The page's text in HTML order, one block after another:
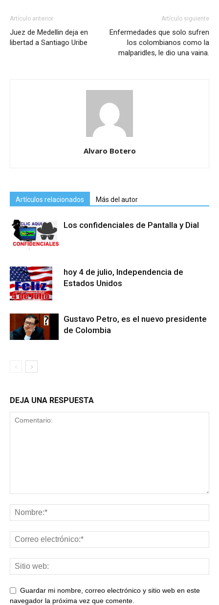
Artículo anterior
Juez de Medellin deja en
libertad a Santiago Uribe
Artículo siguiente
Enfermedades que solo sufren
los colombianos como la
malparidles, le dio una vaina.
Alvaro Botero
Artículos relacionados Más del autor
Los confidenciales de Pantalla y Dial
hoy 4 de julio, Independencia de
Estados Unidos
Gustavo Petro, es el nuevo presidente
de Colombia
DEJA UNA RESPUESTA
Guardar mi nombre, correo electrónico y sitio web en este
navegador la próxima vez que comente.